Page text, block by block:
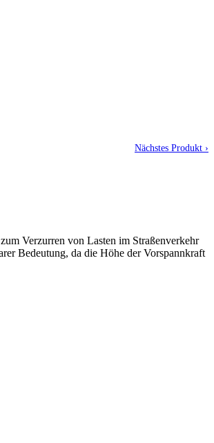
Nächstes Produkt ›
Verzurren von Lasten im Straßenverkehr
Bedeutung, da die Höhe der Vorspannkraft